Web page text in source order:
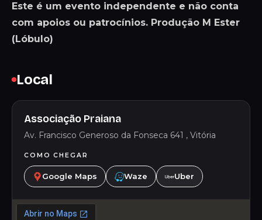
Este é um evento independente e não conta
com apoios ou patrocínios. Produção M Ester
(Lóbulo)
Local
Associação Praiana
Av. Francisco Generoso da Fonseca 641 , Vitória
COMO CHEGAR
Google Maps Waze Uber